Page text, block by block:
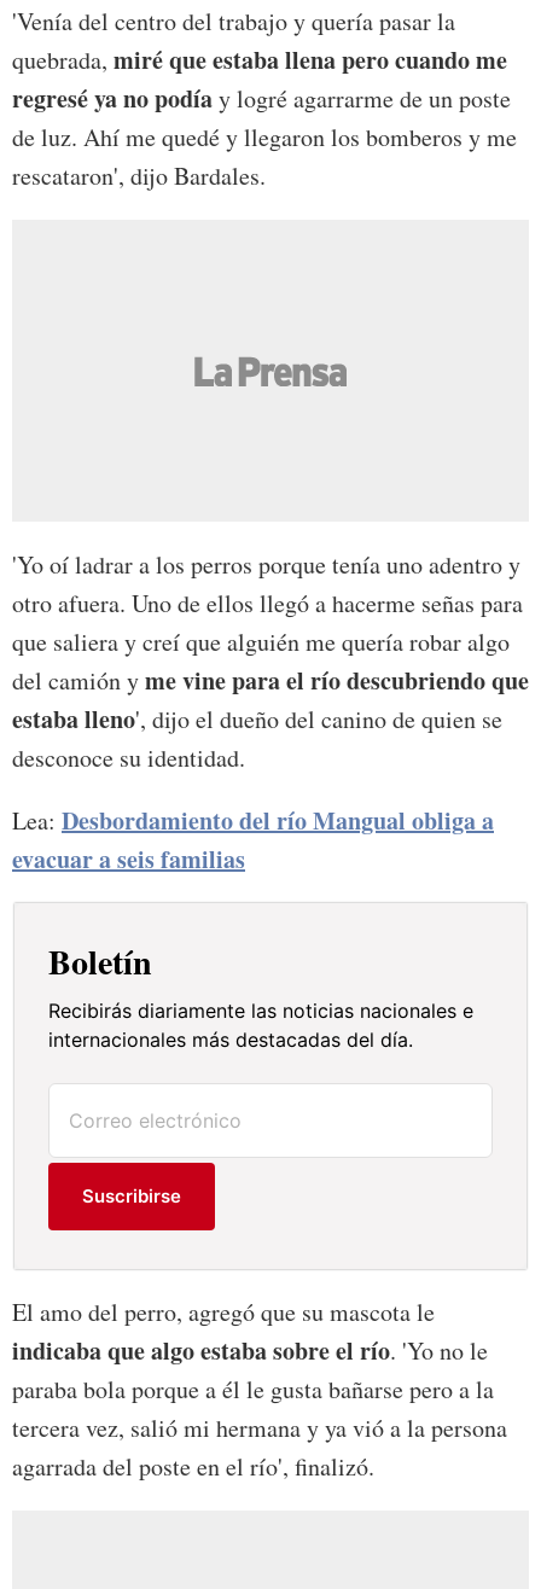
'Venía del centro del trabajo y quería pasar la
quebrada, miré que estaba llena pero cuando me
regresé ya no podíay logré agarrarme de un poste
de luz. Ahí me quedé y llegaron los bomberos y me
rescataron', dijo Bardales.
'Yo oí ladrar a los perros porque tenía uno adentro y
otro afuera. Uno de ellos llegó a hacerme señas para
que saliera y creí que alguién me quería robar algo
del camión yme vine para el río descubriendo que
estaba lleno', dijo el dueño del canino de quien se
desconoce su identidad.
Lea: Desbordamiento del río Mangual obliga a
evacuar a seis familias
Boletín
Recibirás diariamente las noticias nacionales e
internacionales más destacadas del día.
Suscribirse
El amo del perro, agregó que su mascota le
indicaba que algo estaba sobre el río. 'Yo no le
paraba bola porque a él le gusta bañarse pero a la
tercera vez, salió mi hermana y ya vió a la persona
agarrada del poste en el río', finalizó.